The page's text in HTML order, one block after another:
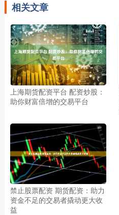
相关文章
上海期货配资平台 配资炒股：
助你财富倍增的交易平台
禁止股票配资 期货配资：助力
资金不足的交易者撬动更大收
益